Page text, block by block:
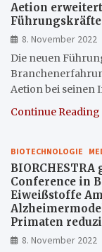
Aetion
Führungskräfte
8. November 2022
Die neuen
Aetion bei seinen
Continue Reading
BIOTECHNOLOGIE
Conference in
Eiweißstoffe
Primaten
8. November 2022